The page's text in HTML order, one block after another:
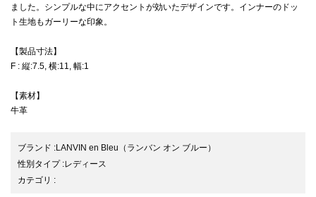
ました。シンプルな中にアクセントが効いたデザインです。インナーのドッ
ト生地もガーリーな印象。
【製品寸法】
F : 縦:7.5, 横:11, 幅:1
【素材】
牛革
ブランド :LANVIN en Bleu （ランバン オン ブルー）
性別タイプ:レディース
カテゴリ :